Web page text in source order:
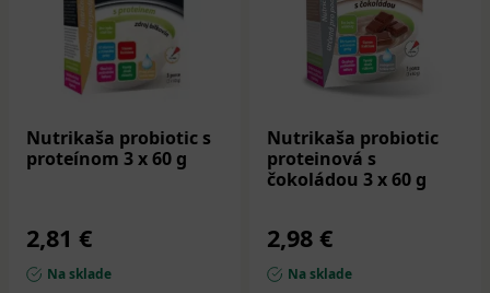
Nutrikaša probiotic s
proteínom 3 x 60 g
2,81 €
Na sklade
Nutrikaša probiotic
proteinová s
čokoládou 3 x 60 g
2,98 €
Na sklade